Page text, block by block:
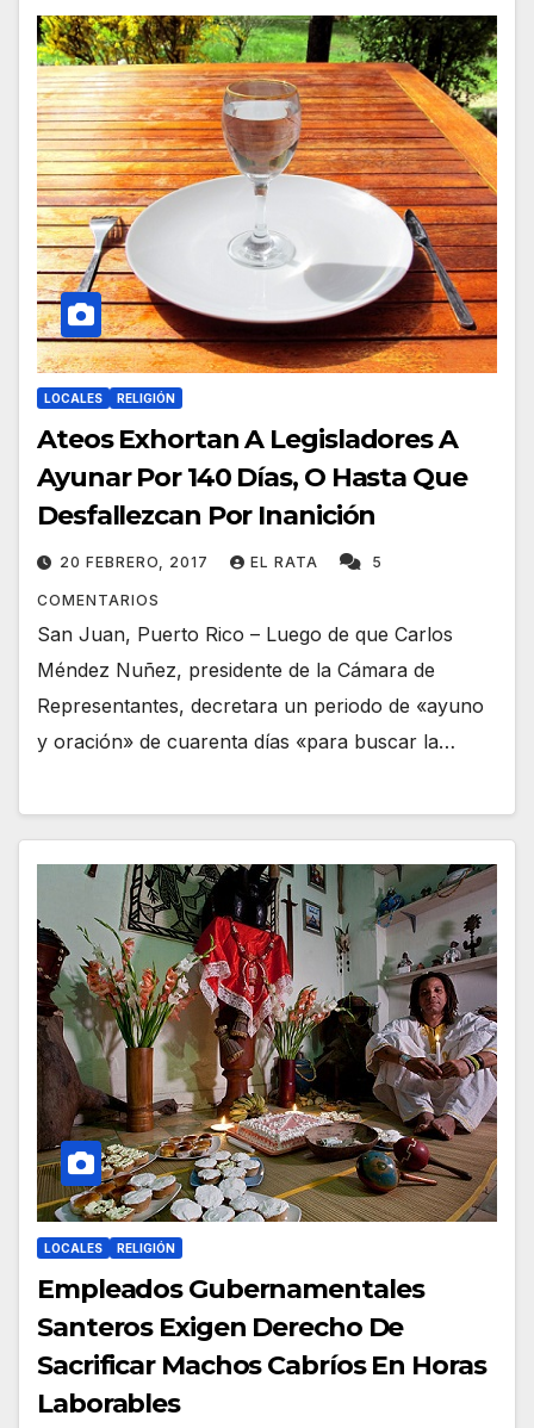
LOCALES RELIGIÓN
Ateos Exhortan A Legisladores A
Ayunar Por 140 Días, O Hasta Que
Desfallezcan Por Inanición
20 FEBRERO, 2017 EL RATA 5
COMENTARIOS
San Juan, Puerto Rico – Luego de que Carlos
Méndez Nuñez, presidente de la Cámara de
Representantes, decretara un periodo de «ayuno
y oración» de cuarenta días «para buscar la…
LOCALES RELIGIÓN
Empleados Gubernamentales
Santeros Exigen Derecho De
Sacrificar Machos Cabríos En Horas
Laborables